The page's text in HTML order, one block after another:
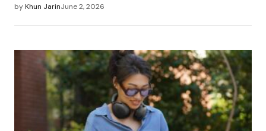
byKhun JarinJune 2, 2026